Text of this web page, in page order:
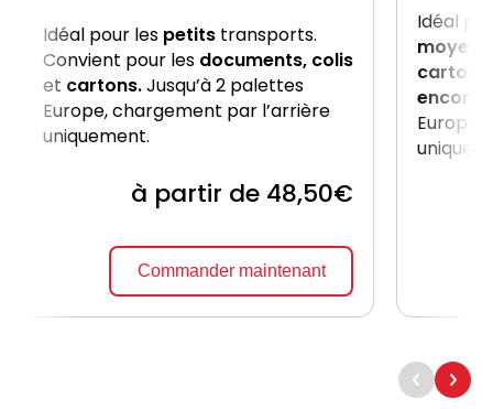
Idéal pour les petits transports.
Convient pour les documents, colis
et cartons.Jusqu’à 2 palettes
Europe, chargement par l’arrière
uniquement.
à partir de 48,50€
Commander maintenant
Idéal
cartons
Europe,